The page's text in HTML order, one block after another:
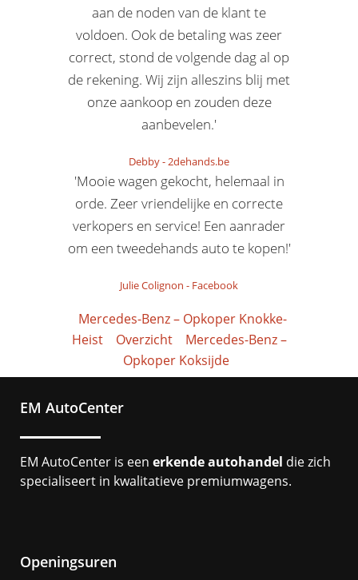
aan de noden van de klant te
voldoen. Ook de betaling was zeer
correct, stond de volgende dag al op
de rekening. Wij zijn alleszins blij met
onze aankoop en zouden deze
aanbevelen.'
Debby-2dehands.be
'Mooie wagen gekocht, helemaal in
orde. Zeer vriendelijke en correcte
verkopers en service! Een aanrader
om een tweedehands auto te kopen!'
Julie Colignon - Facebook
Mercedes-Benz – Opkoper Knokke-
Heist
Overzicht
Mercedes-Benz –
Opkoper Koksijde
EM AutoCenter
EM AutoCenter is een erkende autohandel die zich
specialiseert in kwalitatieve premiumwagens.
Openingsuren